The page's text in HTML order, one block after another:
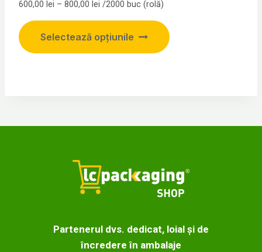
600,00 lei – 800,00 lei Interval
prețuri:
600,00 lei
/2000 buc (rolă)
Selectează opțiunile
produs
alese
în
Partenerul dvs. dedicat, loial și de
încredere în ambalaje